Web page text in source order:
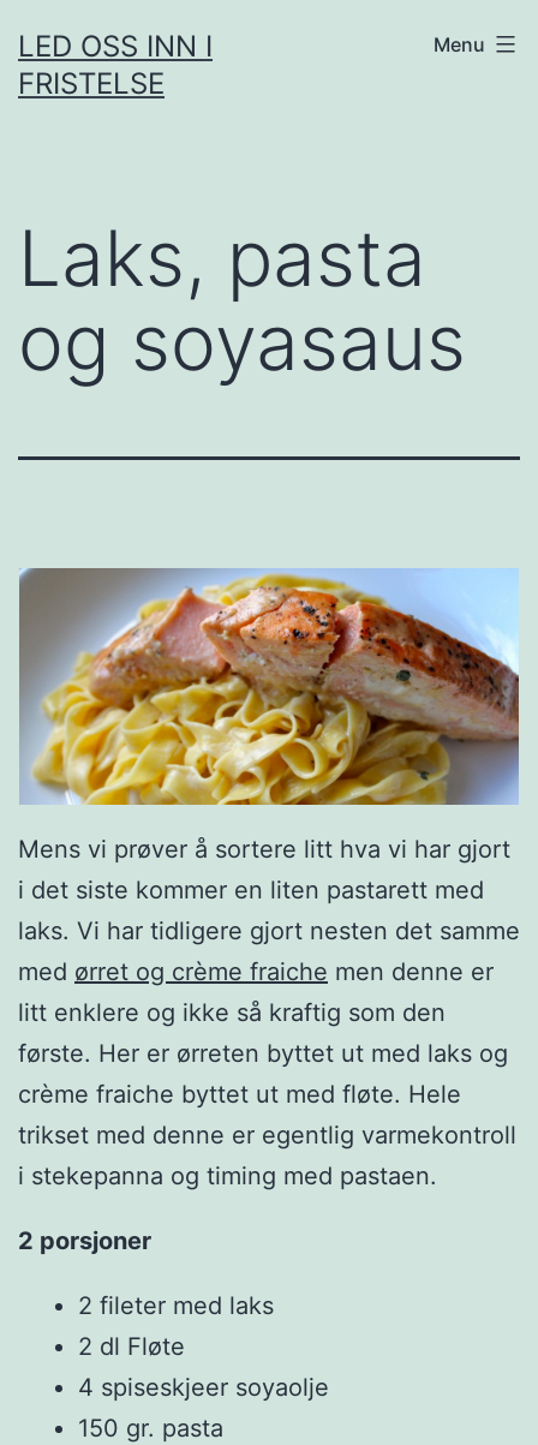
to
content
LED OSS INN I
FRISTELSE
Menu
Laks, pasta
og soyasaus
Mens vi prøver å sortere litt hva vi har gjort
i det siste kommer en liten pastarett med
laks. Vi har tidligere gjort nesten det samme
med ørret og crème fraiche men denne er
litt enklere og ikke så kraftig som den
første. Her er ørreten byttet ut med laks og
crème fraiche byttet ut med fløte. Hele
trikset med denne er egentlig varmekontroll
i stekepanna og timing med pastaen.
2 porsjoner
2 fileter med laks
2 dl Fløte
4 spiseskjeer soyaolje
150 gr. pasta